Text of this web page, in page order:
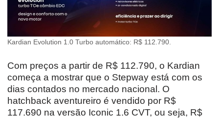
Kardian Evolution 1.0 Turbo automático: R$ 112.790.
Com preços a partir de R$ 112.790, o Kardian
começa a mostrar que o Stepway está com os
dias contados no mercado nacional. O
hatchback aventureiro é vendido por R$
117.690 na versão Iconic 1.6 CVT, ou seja, R$